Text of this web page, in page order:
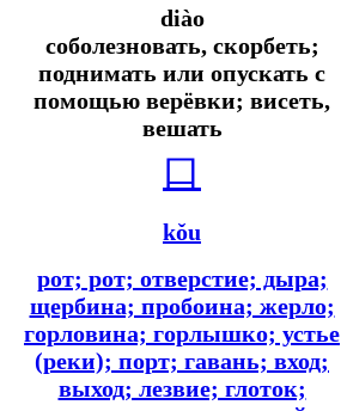
diào
соболезновать, скорбеть;
поднимать или опускать с
помощью верёвки; висеть,
вешать
口
kǒu
рот; рот; отверстие; дыра;
щербина; пробоина; жерло;
горловина; горлышко; устье
(реки); порт; гавань; вход;
выход; лезвие; глоток;